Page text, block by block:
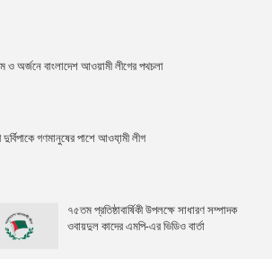
ও অর্জনে বাংলাদেশ আওয়ামী লীগের পথচলা
দুর্বিপাকে গণমানুষের পাশে আওযা়মী লীগ
৭৫তম প্রতিষ্ঠাবার্ষিকী উপলক্ষে সাধারণ সম্পাদক
ওবায়দুল কাদের এমপি-এর ভিডিও বার্তা